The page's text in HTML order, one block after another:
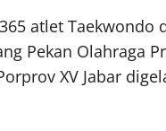
atlet
Pekan Olahraga
XV Jabar